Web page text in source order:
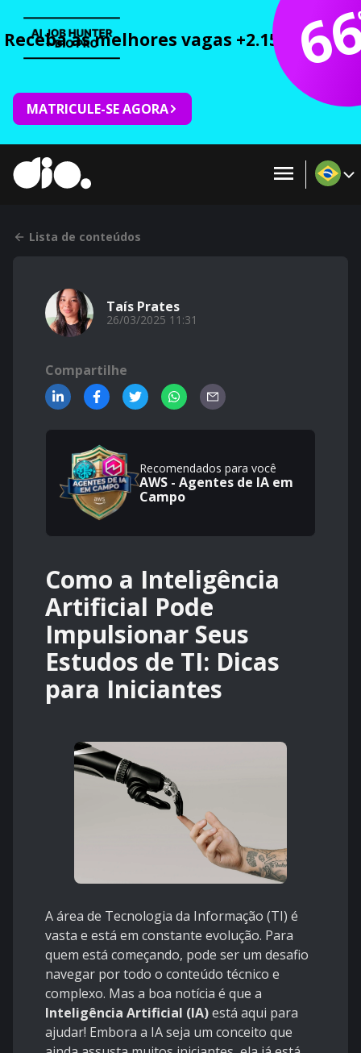
Receba as melhores vagas +2.150 cursos
MATRICULE-SE AGORA
Lista de conteúdos
Taís Prates
26/03/2025 11:31
Compartilhe
Recomendados para você
AWS - Agentes de IA em
Campo
Como a Inteligência
Artificial Pode
Impulsionar Seus
Estudos de TI: Dicas
para Iniciantes
A área de Tecnologia da Informação (TI) é
vasta e está em constante evolução. Para
quem está começando, pode ser um desafio
navegar por todo o conteúdo técnico e
complexo. Mas a boa notícia é que a
Inteligência Artificial (IA)está aqui para
ajudar! Embora a IA seja um conceito que